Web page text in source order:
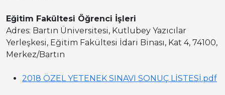
Eğitim Fakültesi Öğrenci İşleri
Adres: Bartın Üniversitesi, Kutlubey Yazıcılar
Yerleşkesi, Eğitim Fakültesi İdari Binası, Kat 4, 74100,
Merkez/Bartın
2018 ÖZEL YETENEK SINAVI SONUÇ LİSTESİ.pdf